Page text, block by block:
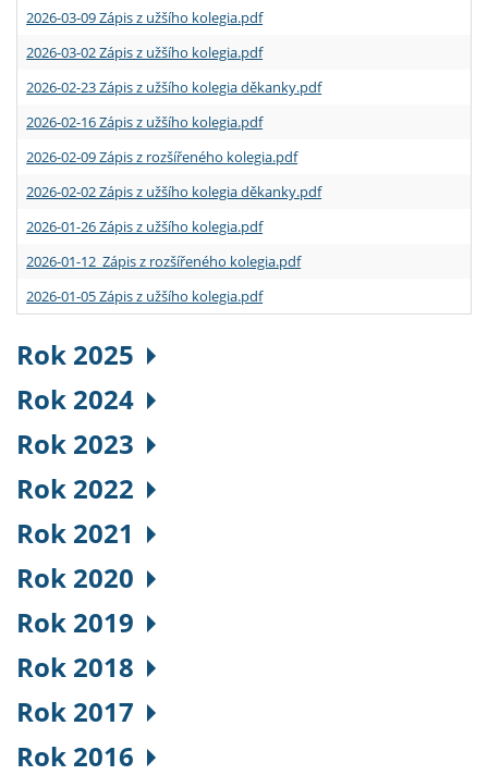
2026-03-09 Zápis z užšího kolegia.pdf
2026-03-02 Zápis z užšího kolegia.pdf
2026-02-23 Zápis z užšího kolegia děkanky.pdf
2026-02-16 Zápis z užšího kolegia.pdf
2026-02-09 Zápis z rozšířeného kolegia.pdf
2026-02-02 Zápis z užšího kolegia děkanky.pdf
2026-01-26 Zápis z užšího kolegia.pdf
2026-01-12 Zápis z rozšířeného kolegia.pdf
2026-01-05 Zápis z užšího kolegia.pdf
Rok 2025
Rok 2024
Rok 2023
Rok 2022
Rok 2021
Rok 2020
Rok 2019
Rok 2018
Rok 2017
Rok 2016